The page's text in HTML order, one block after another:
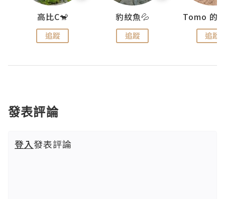
高比C🐒
追蹤
豹紋魚💦
追蹤 追蹤
發表評論
登入發表評論